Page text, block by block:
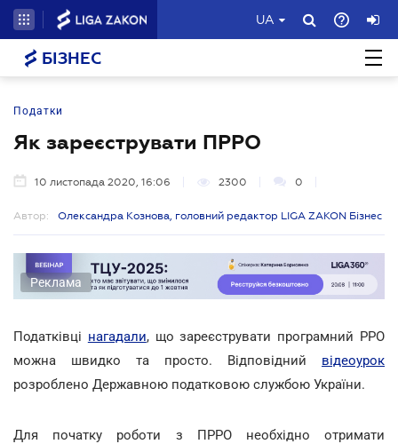
UA
БІЗНЕС
Податки
Як зареєструвати ПРРО
10 листопада 2020, 16:06 2300 0
Автор: Олександра Кознова, головний редактор LIGA ZAKON Бізнес
Реклама
Податківці нагадали, що зареєструвати програмний РРО
можна швидко та просто. Відповідний відеоурок
розроблено Державною податковою службою України.
Для початку роботи з ПРРО необхідно отримати